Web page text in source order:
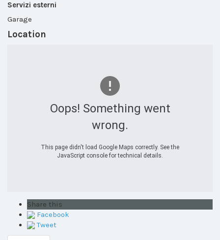
Servizi esterni
Garage
Location
Oops! Something went
wrong.
This page didn't load Google Maps correctly. See the
JavaScript console for technical details.
Share this
Facebook
Tweet